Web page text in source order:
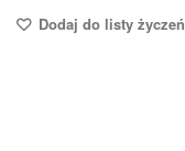
Dodaj do listy życzeń